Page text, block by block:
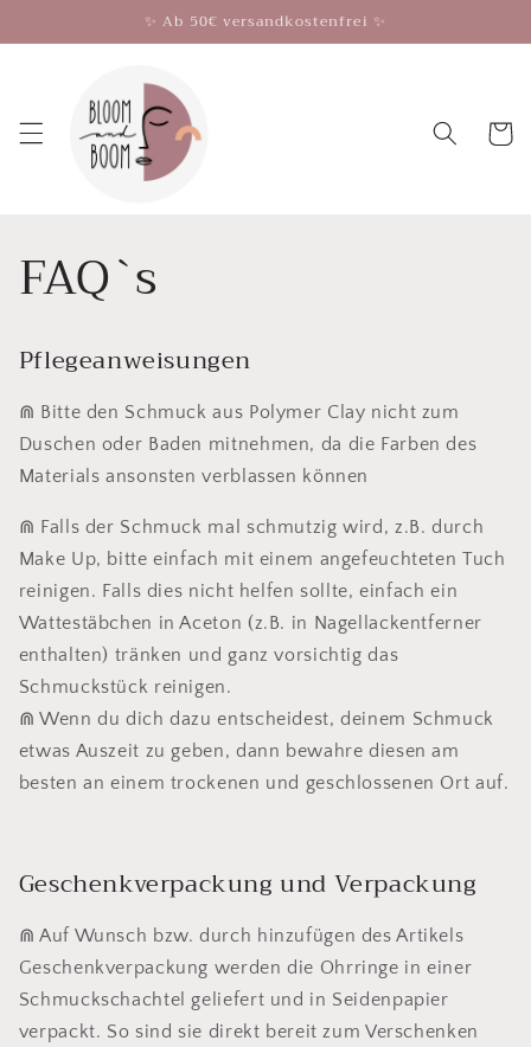
Inhalt
✨ Ab 50€ versandkostenfrei ✨
FAQ`s
Pflegeanweisungen
⋒ Bitte den Schmuck aus Polymer Clay nicht zum
Duschen oder Baden mitnehmen, da die Farben des
Materials ansonsten verblassen können
⋒ Falls der Schmuck mal schmutzig wird, z.B. durch
Make Up, bitte einfach mit einem angefeuchteten Tuch
reinigen. Falls dies nicht helfen sollte, einfach ein
Wattestäbchen in Aceton (z.B. in Nagellackentferner
enthalten) tränken und ganz vorsichtig das
Schmuckstück reinigen.
⋒ Wenn du dich dazu entscheidest, deinem Schmuck
etwas Auszeit zu geben, dann bewahre diesen am
besten an einem trockenen und geschlossenen Ort auf.
Geschenkverpackung und Verpackung
⋒ Auf Wunsch bzw. durch hinzufügen des Artikels
Geschenkverpackung werden die Ohrringe in einer
Schmuckschachtel geliefert und in Seidenpapier
verpackt. So sind sie direkt bereit zum Verschenken